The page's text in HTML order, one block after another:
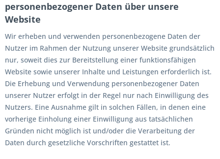
personenbezogener Daten über unsere
Website
Wir erheben und verwenden personenbezogene Daten der
Nutzer im Rahmen der Nutzung unserer Website grundsätzlich
nur, soweit dies zur Bereitstellung einer funktionsfähigen
Website sowie unserer Inhalte und Leistungen erforderlich ist.
Die Erhebung und Verwendung personenbezogener Daten
unserer Nutzer erfolgt in der Regel nur nach Einwilligung des
Nutzers. Eine Ausnahme gilt in solchen Fällen, in denen eine
vorherige Einholung einer Einwilligung aus tatsächlichen
Gründen nicht möglich ist und/oder die Verarbeitung der
Daten durch gesetzliche Vorschriften gestattet ist.